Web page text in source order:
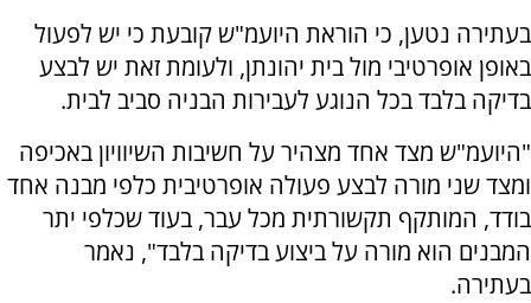
בעתירה נטען, כי הוראת היועמ"ש קובעת כי יש לפעול
באופן אופרטיבי מול בית יהונתן, ולעומת זאת יש לבצע
בדיקה בלבד בכל הנוגע לעבירות הבניה סביב לבית.
"היועמ"ש מצד אחד מצהיר על חשיבות השיוויון באכיפה
ומצד שני מורה לבצע פעולה אופרטיבית כלפי מבנה אחד
בודד, המותקף תקשורתית מכל עבר, בעוד שכלפי יתר
המבנים הוא מורה על ביצוע בדיקה בלבד", נאמר
בעתירה.